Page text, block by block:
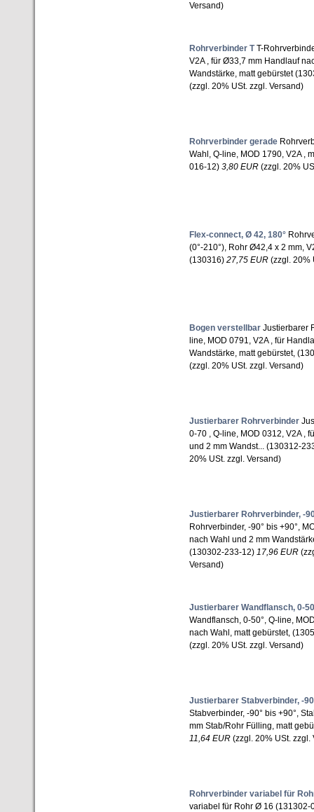
Versand)
Rohrverbinder TT-
V2A , für Ø33,7 mm Handlauf
Wandstärke, matt gebürstet
(zzgl. 20% USt. zzgl. Versand)
Rohrverbinder gerade
Wahl, Q-line, MOD 1790, V2A ,
016-12) 3,80 EUR (zzgl. 20%
Flex-connect, Ø 42, 180°
(0°-210°), Rohr Ø42,4 x 2 mm,
(130316) 27,75 EUR (zzgl. 20%
Bogen verstellbar Justierbarer
line, MOD 0791, V2A , für
Wandstärke, matt gebürstet,
(zzgl. 20% USt. zzgl. Versand)
Justierbarer Rohrverbinder
0-70 , Q-line, MOD 0312, V2A ,
und 2 mm Wandst... (130312-
20% USt. zzgl. Versand)
Justierbarer Rohrverbinder, -
Rohrverbinder, -90° bis +90°,
nach Wahl und 2 mm
(130302-233-12) 17,96 EUR
Versand)
Justierbarer Wandflansch, 0-
Wandflansch, 0-50°, Q-line,
nach Wahl, matt gebürstet,
(zzgl. 20% USt. zzgl. Versand)
Justierbarer Stabverbinder, -
Stabverbinder, -90° bis +90°,
mm Stab/Rohr Fülling, matt
11,64 EUR (zzgl. 20% USt. zzgl.
Rohrverbinder variabel für
variabel für Rohr Ø 16